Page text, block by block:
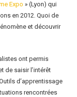
Expo » (Lyon) qui
en 2012. Quoi de
et découvrir
ont permis
de saisir l’intérêt
d’apprentissage
rencontrées